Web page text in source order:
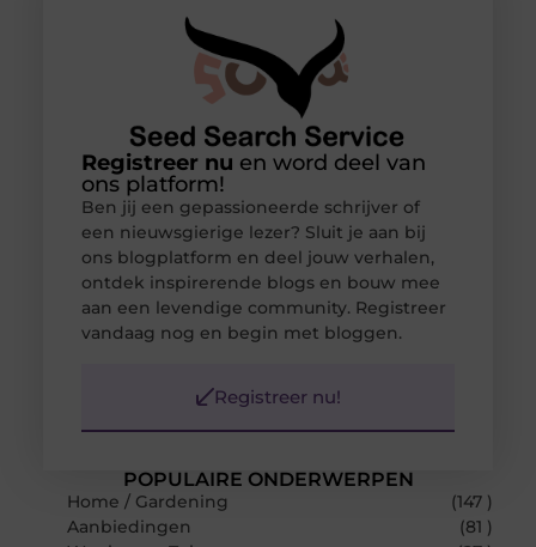
POPULAIRE ONDERWERPEN
Home / Gardening
(147 )
Aanbiedingen
(81 )
Registreer nu en word deel van
ons platform!
Ben jij een gepassioneerde schrijver of
een nieuwsgierige lezer? Sluit je aan bij
ons blogplatform en deel jouw verhalen,
ontdek inspirerende blogs en bouw mee
aan een levendige community. Registreer
vandaag nog en begin met bloggen.
Registreer nu!